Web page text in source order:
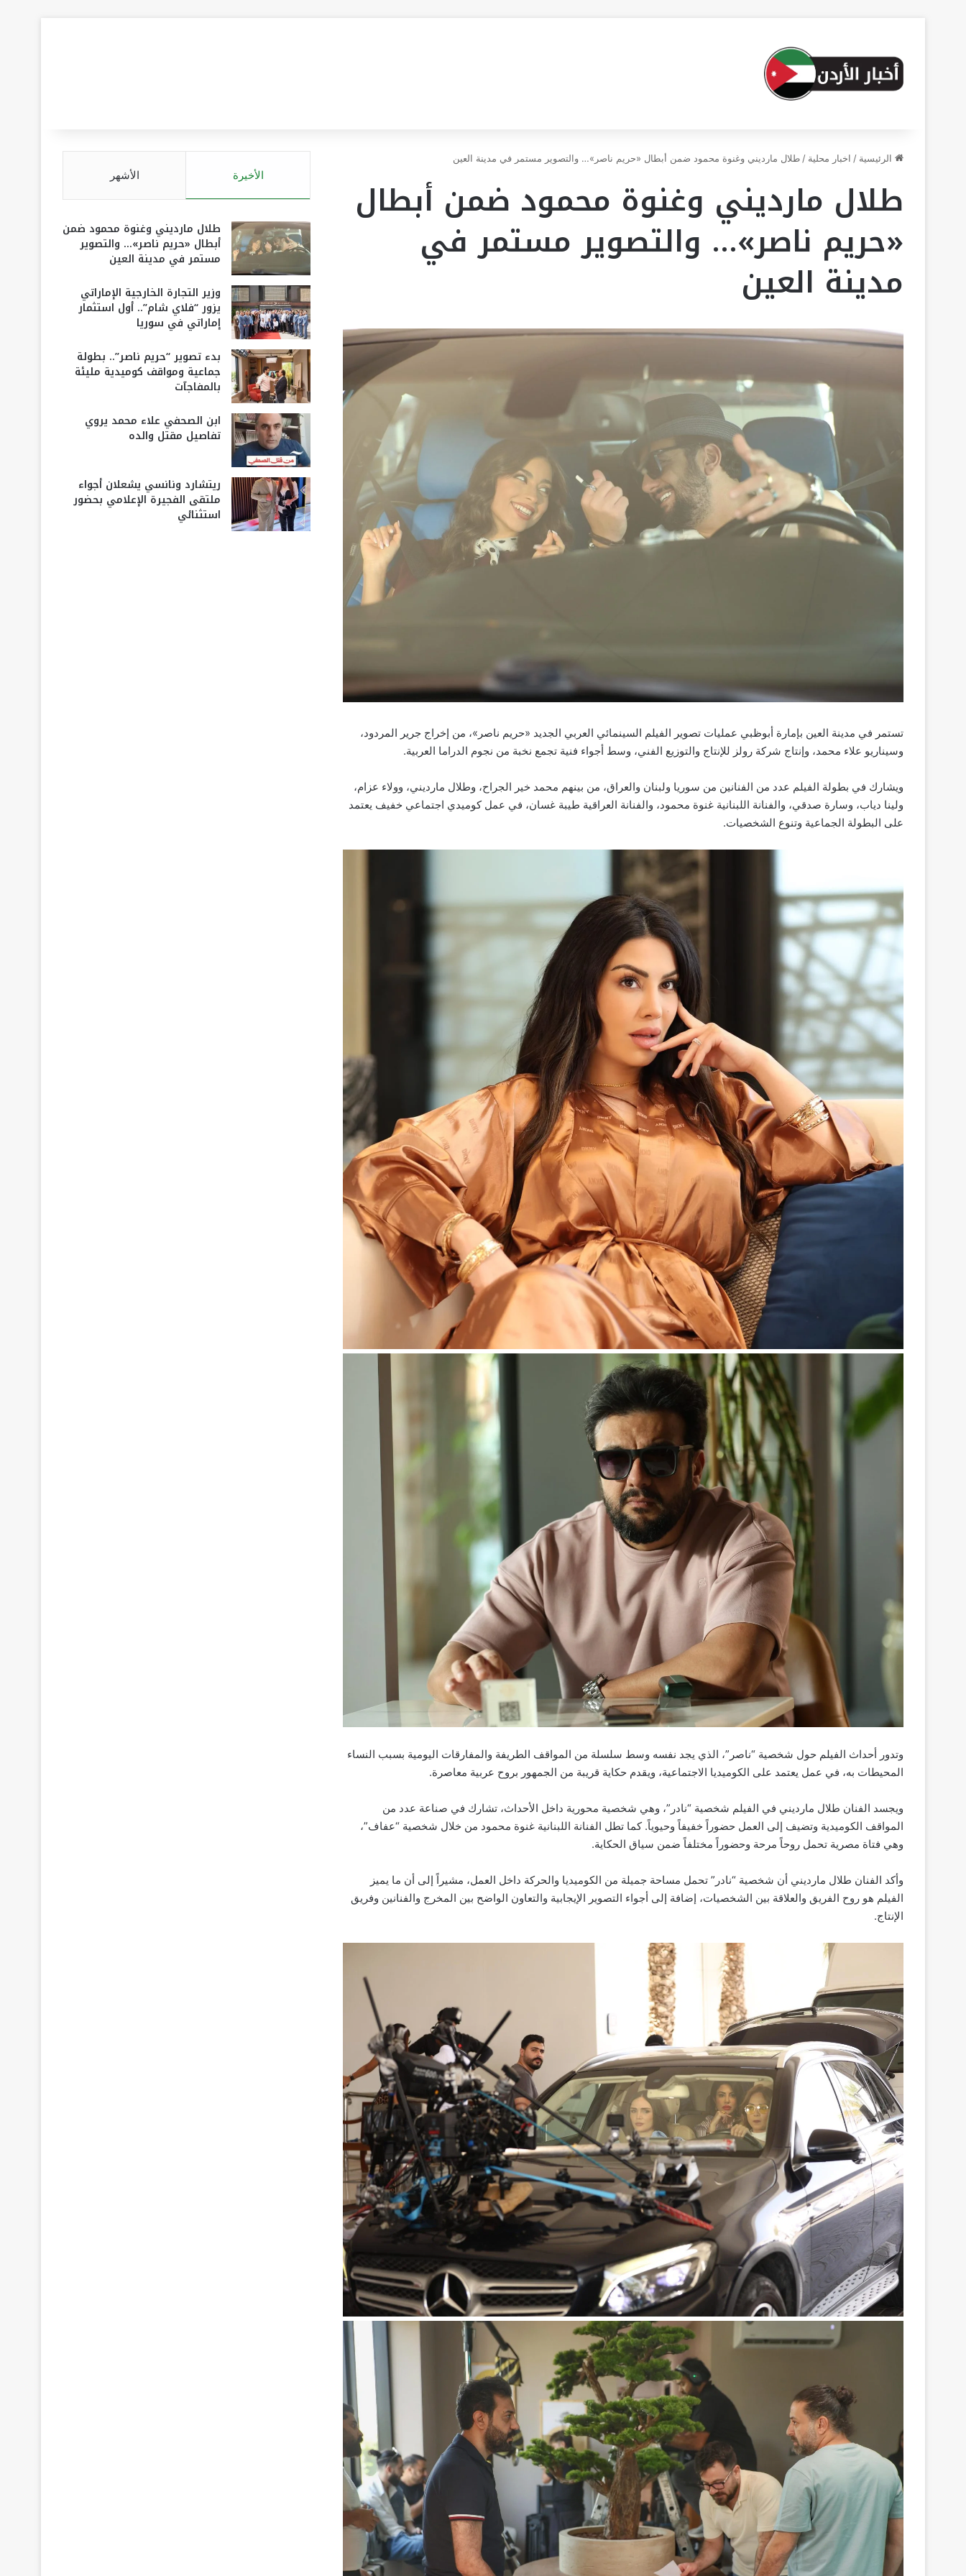
الرئيسية / اخبار محلية / طلال مارديني وغنوة محمود ضمن أبطال «حريم ناصر»… والتصوير مستمر في مدينة العين
طلال مارديني وغنوة محمود ضمن أبطال
«حريم ناصر»… والتصوير مستمر في
مدينة العين
تستمر في مدينة العين بإمارة أبوظبي عمليات تصوير الفيلم السينمائي العربي الجديد «حريم ناصر»، من إخراج جرير المردود،
وسيناريو علاء محمد، وإنتاج شركة رولز للإنتاج والتوزيع الفني، وسط أجواء فنية تجمع نخبة من نجوم الدراما العربية.
ويشارك في بطولة الفيلم عدد من الفنانين من سوريا ولبنان والعراق، من بينهم محمد خير الجراح، وطلال مارديني، وولاء عزام،
ولينا دياب، وسارة صدقي، والفنانة اللبنانية غنوة محمود، والفنانة العراقية طيبة غسان، في عمل كوميدي اجتماعي خفيف يعتمد
على البطولة الجماعية وتنوع الشخصيات.
وتدور أحداث الفيلم حول شخصية “ناصر”، الذي يجد نفسه وسط سلسلة من المواقف الطريفة والمفارقات اليومية بسبب النساء
المحيطات به، في عمل يعتمد على الكوميديا الاجتماعية، ويقدم حكاية قريبة من الجمهور بروح عربية معاصرة.
ويجسد الفنان طلال مارديني في الفيلم شخصية “نادر”، وهي شخصية محورية داخل الأحداث، تشارك في صناعة عدد من
المواقف الكوميدية وتضيف إلى العمل حضوراً خفيفاً وحيوياً. كما تطل الفنانة اللبنانية غنوة محمود من خلال شخصية “عفاف”،
وهي فتاة مصرية تحمل روحاً مرحة وحضوراً مختلفاً ضمن سياق الحكاية.
وأكد الفنان طلال مارديني أن شخصية “نادر” تحمل مساحة جميلة من الكوميديا والحركة داخل العمل، مشيراً إلى أن ما يميز
الفيلم هو روح الفريق والعلاقة بين الشخصيات، إضافة إلى أجواء التصوير الإيجابية والتعاون الواضح بين المخرج والفنانين وفريق
الإنتاج.
الأخيرة الأشهر
طلال مارديني وغنوة محمود ضمن
أبطال «حريم ناصر»… والتصوير
مستمر في مدينة العين
وزير التجارة الخارجية الإماراتي
يزور “فلاي شام”.. أول استثمار
إماراتي في سوريا
بدء تصوير “حريم ناصر”.. بطولة
جماعية ومواقف كوميدية مليئة
بالمفاجآت
ابن الصحفي علاء محمد يروي
تفاصيل مقتل والده
ريتشارد ونانسي يشعلان أجواء
ملتقى الفجيرة الإعلامي بحضور
استثنائي